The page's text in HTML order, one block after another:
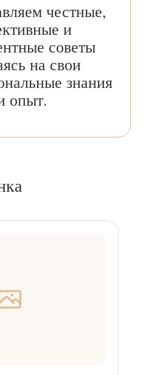
честные,
и
советы
на свои
знания
опыт.